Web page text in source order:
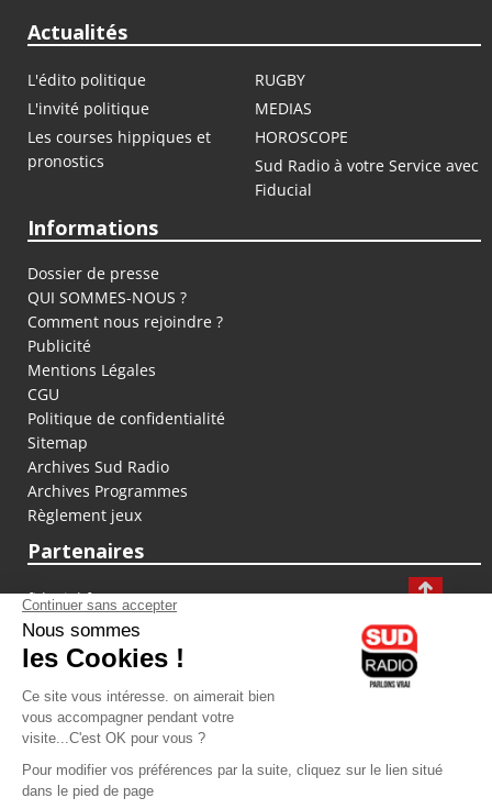
Actualités
L'édito politique
RUGBY
L'invité politique
MEDIAS
Les courses hippiques et
pronostics
HOROSCOPE
Sud Radio à votre Service avec
Fiducial
Informations
Dossier de presse
QUI SOMMES-NOUS ?
Comment nous rejoindre ?
Publicité
Mentions Légales
CGU
Politique de confidentialité
Sitemap
Archives Sud Radio
Archives Programmes
Règlement jeux
Partenaires
fiducial.fr
lyoncapitale.fr
olympique-et-lyonnais.com
L'application Iphone / Android
Téléchargez l'application